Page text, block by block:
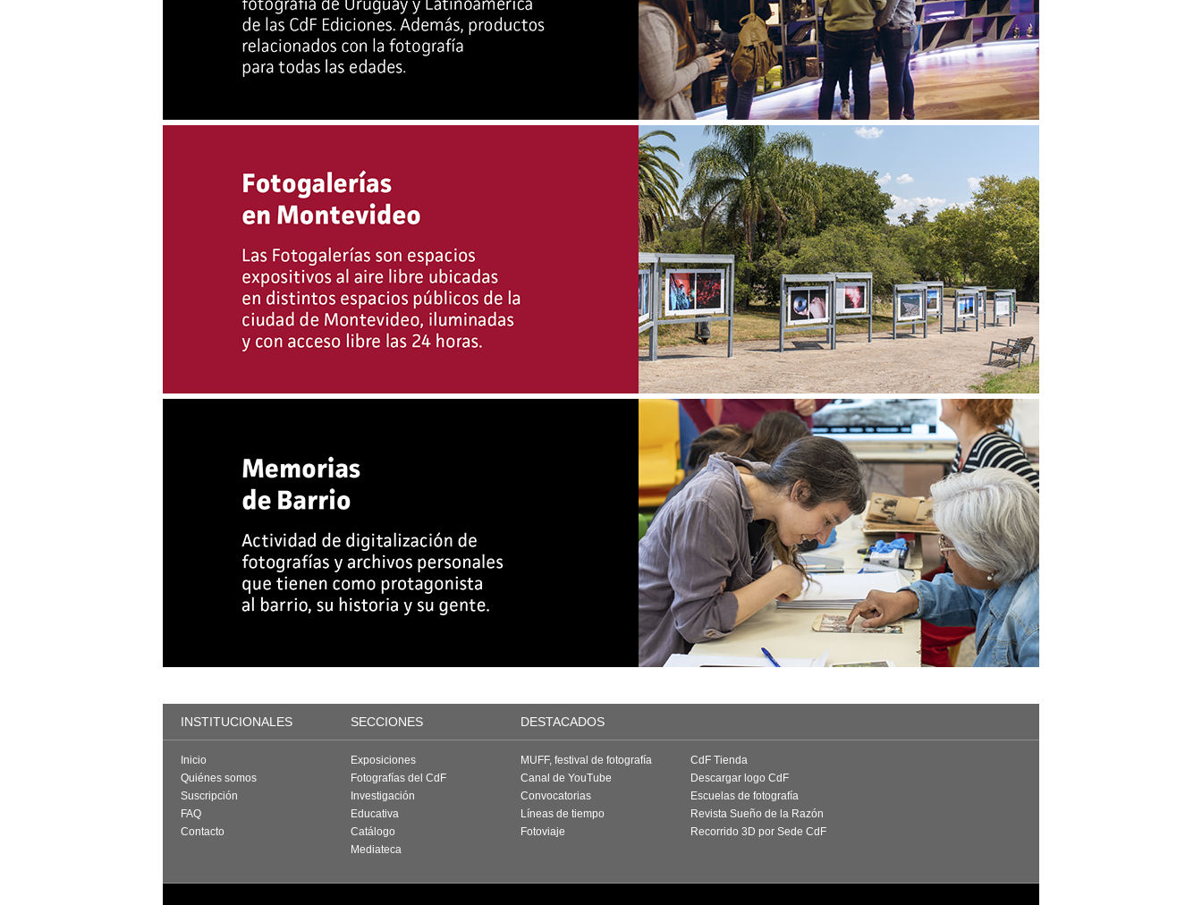
INSTITUCIONALES SECCIONES DESTACADOS
Inicio
Quiénes somos
Suscripción
FAQ
Contacto
Exposiciones
Fotografías del CdF
Investigación
Educativa
Catálogo
Mediateca
MUFF, festival de fotografía
Canal de YouTube
Convocatorias
Líneas de tiempo
Fotoviaje
CdF Tienda
Descargar logo CdF
Escuelas de fotografía
Revista Sueño de la Razón
Recorrido 3D por Sede CdF